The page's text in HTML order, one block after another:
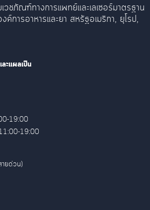
ชภัณฑ์ทางการแพทย์และเลเซอร์มาตรฐาน
ค์การอาหารและยา สหรัฐอเมริกา, ยุโรป,
ะแผลเป็น
19:00
19:00
ยด่วน)